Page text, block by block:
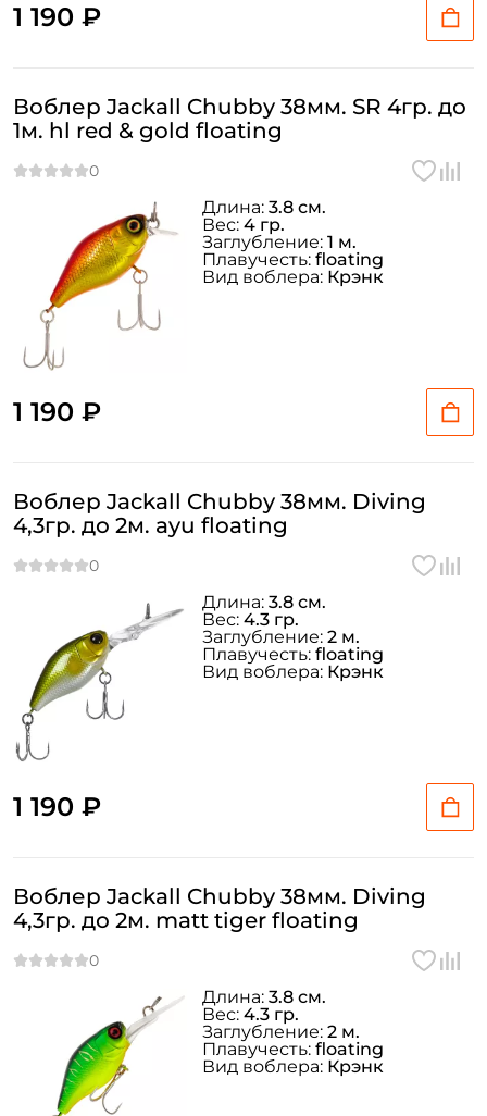
1 190 ₽
Воблер Jackall Chubby 38мм. SR 4гр. до
1м. hl red & gold floating
1 190 ₽
Длина: 3.8 см.
Вес: 4 гр.
Заглубление: 1 м.
Плавучесть: floating
Вид воблера: Крэнк
Воблер Jackall Chubby 38мм. Diving
4,3гр. до 2м. ayu floating
1 190 ₽
Длина: 3.8 см.
Вес: 4.3 гр.
Заглубление: 2 м.
Плавучесть: floating
Вид воблера: Крэнк
Воблер Jackall Chubby 38мм. Diving
4,3гр. до 2м. matt tiger floating
Длина: 3.8 см.
Вес: 4.3 гр.
Заглубление: 2 м.
Плавучесть: floating
Вид воблера: Крэнк
Создать аккаунт